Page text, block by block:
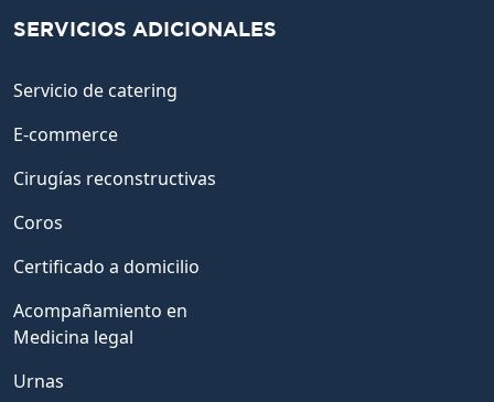
SERVICIOS ADICIONALES
Servicio de catering
E-commerce
Cirugías reconstructivas
Coros
Certificado a domicilio
Acompañamiento en
Medicina legal
Urnas